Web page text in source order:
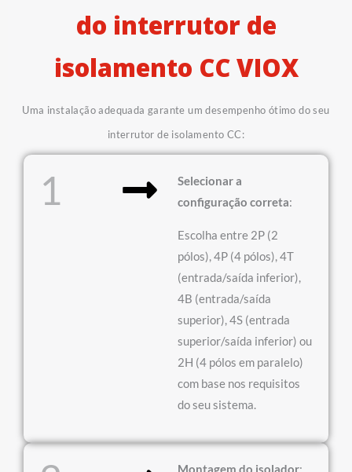
do interrutor de
isolamento CC VIOX
Uma instalação adequada garante um desempenho ótimo do seu
interrutor de isolamento CC:
1
Selecionar a
configuração correta:
Escolha entre 2P (2
pólos), 4P (4 pólos), 4T
(entrada/saída inferior),
4B (entrada/saída
superior), 4S (entrada
superior/saída inferior) ou
2H (4 pólos em paralelo)
com base nos requisitos
do seu sistema.
Montagem do isolador: